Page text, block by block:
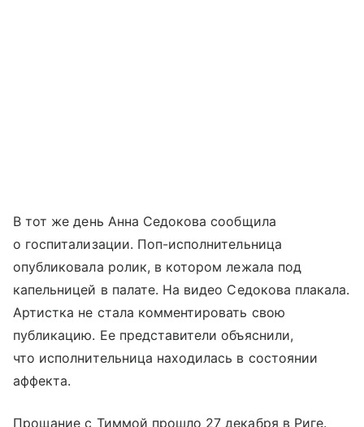
В тот же день Анна Седокова сообщила
о госпитализации. Поп-исполнительница
опубликовала ролик, в котором лежала под
капельницей в палате. На видео Седокова плакала.
Артистка не стала комментировать свою
публикацию. Ее представители объяснили,
что исполнительница находилась в состоянии
аффекта.
Прощание с Тиммой прошло 27 декабря в Риге.